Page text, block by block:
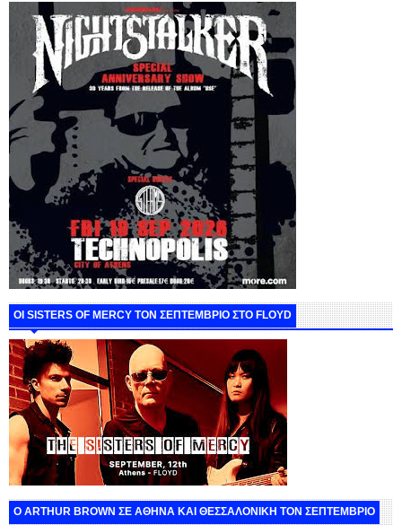
ΟΙ SISTERS OF MERCY ΤΟΝ ΣΕΠΤΕΜΒΡΙΟ ΣΤΟ FLOYD
O ARTHUR BROWN ΣΕ ΑΘΗΝΑ ΚΑΙ ΘΕΣΣΑΛΟΝΙΚΗ ΤΟΝ ΣΕΠΤΕΜΒΡΙΟ